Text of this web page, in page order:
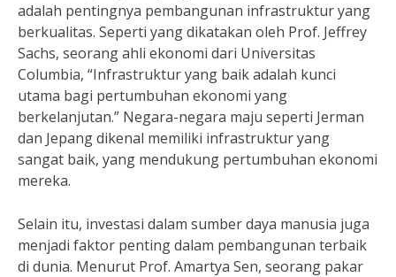
adalah pentingnya pembangunan infrastruktur yang
berkualitas. Seperti yang dikatakan oleh Prof. Jeffrey
Sachs, seorang ahli ekonomi dari Universitas
Columbia, “Infrastruktur yang baik adalah kunci
utama bagi pertumbuhan ekonomi yang
berkelanjutan.” Negara-negara maju seperti Jerman
dan Jepang dikenal memiliki infrastruktur yang
sangat baik, yang mendukung pertumbuhan ekonomi
mereka.
Selain itu, investasi dalam sumber daya manusia juga
menjadi faktor penting dalam pembangunan terbaik
di dunia. Menurut Prof. Amartya Sen, seorang pakar